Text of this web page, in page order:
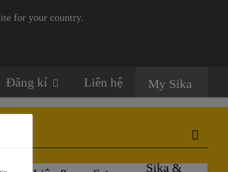
for your country.
Đăng kí Liên hệ My Sika
Sika &